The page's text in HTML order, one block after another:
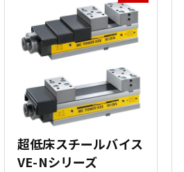
超低床スチールバイス
VE-Nシリーズ